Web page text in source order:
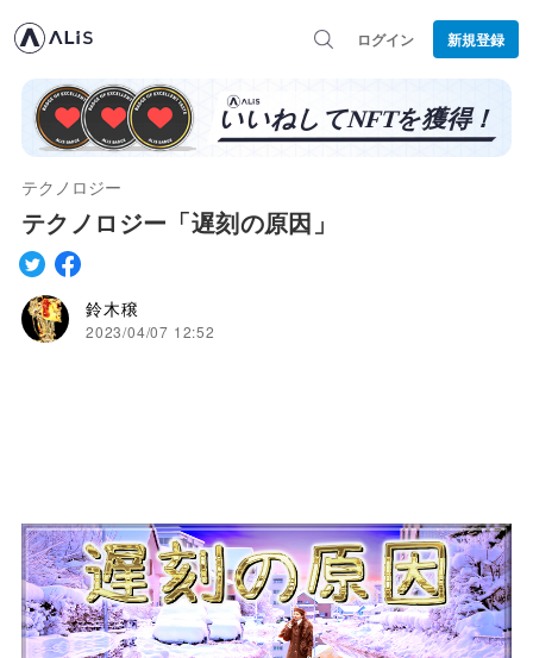
ログイン 新規登録
テクノロジー
テクノロジー「遅刻の原因」
鈴木穣
2023/04/07 12:52